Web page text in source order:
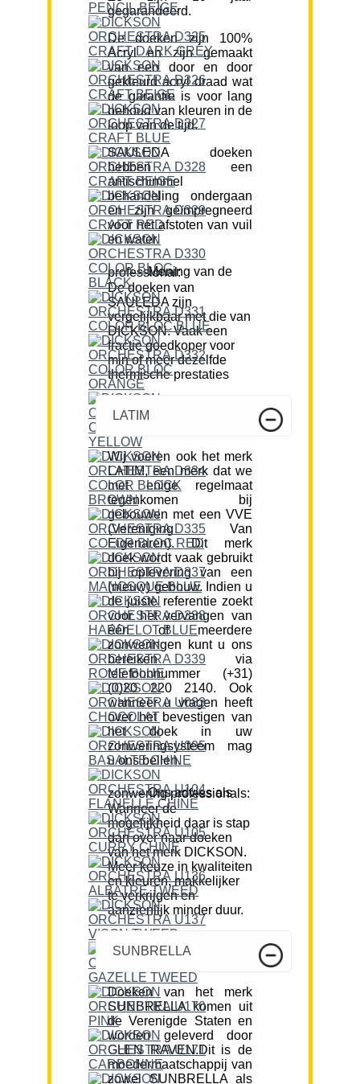
gegarandeerd.
De doeken zijn 100%
Acryl en zijn gemaakt
van een door en door
gekleurd acryl draad wat
de garantie is voor lang
behoud van kleuren in de
loop van de tijd.
SAULEDA doeken
hebben een
antischimmel
behandeling ondergaan
en zijn geïmpregneerd
voor het afstoten van vuil
en water.
Mening van de professional:
De doeken van
SAULEDA zijn
vergelijkbaar met die van
DICKSON. Vaak een
fractie goedkoper voor
min of meer dezelfde
thermische prestaties
LATIM
Wij voeren ook het merk
LATIM, een merk dat we
met enige regelmaat
tegenkomen bij
gebouwen met een VVE
(Vereniging Van
Eigenaren). Dit merk
doek wordt vaak gebruikt
bij oplevering van een
(nieuw) gebouw. Indien u
de juiste referentie zoekt
voor het vervangen van
één of meerdere
zonweringen kunt u ons
bereiken via
telefoonnummer (+31)
(0)20 220 2140. Ook
wanneer u vragen heeft
over het bevestigen van
het doek in uw
zonweringsysteem mag
u ons bellen.
Ons advies als zonwering professionals:
Wanneer de
mogelijkheid daar is stap
dan over naar doeken
van het merk DICKSON.
Meer keuze in kwaliteiten
en kleuren, makkelijker
te verkrijgen en
aanzienlijk minder duur.
SUNBRELLA
Doeken van het merk
SUNBRELLA komen uit
de Verenigde Staten en
worden geleverd door
GLEN RAVEN.Dit is de
moedermaatschappij van
zowel SUNBRELLA als